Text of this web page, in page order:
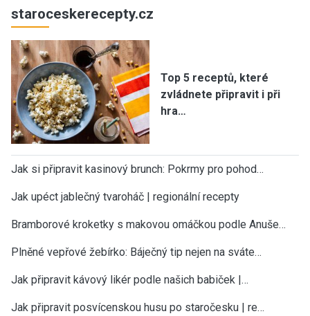
staroceskerecepty.cz
Top 5 receptů, které
zvládnete připravit i při
hra…
Jak si připravit kasinový brunch: Pokrmy pro pohod…
Jak upéct jablečný tvaroháč | regionální recepty
Bramborové kroketky s makovou omáčkou podle Anuše…
Plněné vepřové žebírko: Báječný tip nejen na sváte…
Jak připravit kávový likér podle našich babiček |…
Jak připravit posvícenskou husu po staročesku | re…